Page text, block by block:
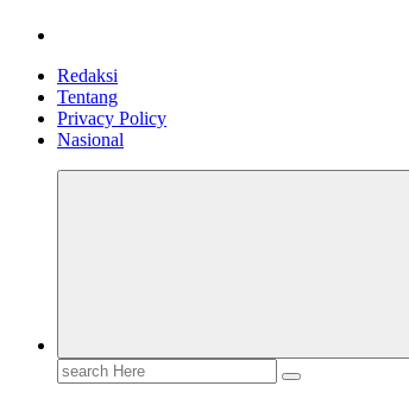
Redaksi
Tentang
Privacy Policy
Nasional
Search
for: